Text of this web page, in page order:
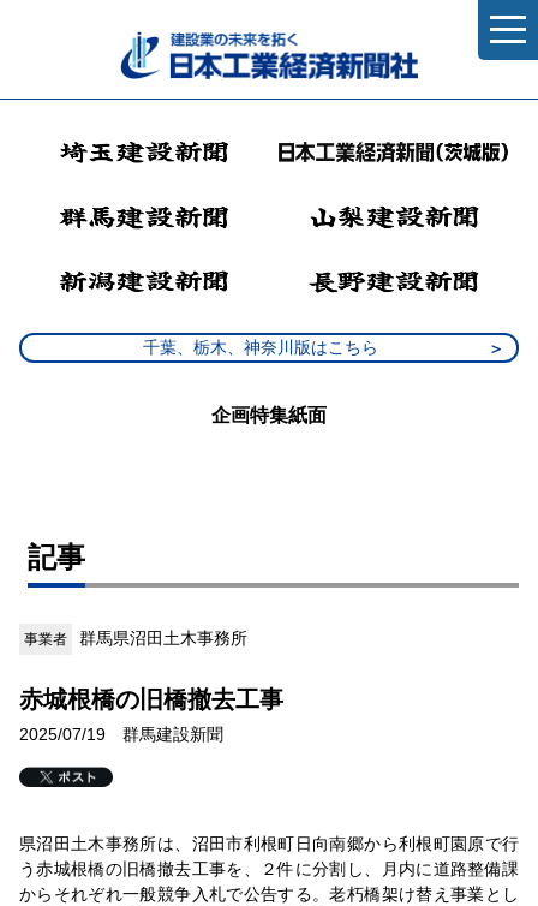
千葉、栃木、神奈川版はこちら
企画特集紙面
記事
事業者 群馬県沼田土木事務所
赤城根橋の旧橋撤去工事
2025/07/19 群馬建設新聞
県沼田土木事務所は、沼田市利根町日向南郷から利根町園原で行
う赤城根橋の旧橋撤去工事を、２件に分割し、月内に道路整備課
からそれぞれ一般競争入札で公告する。老朽橋架け替え事業とし